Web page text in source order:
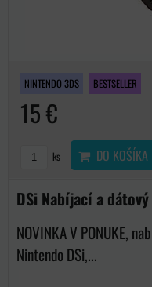
NINTENDO 3DS BESTSELLER
15 €
ks DO KOŠÍKA
DSi Nabíjací a
NOVINKA V PONUKE,
Nintendo DSi,...